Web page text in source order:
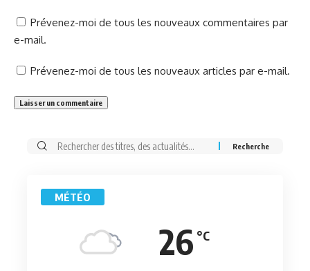
Prévenez-moi de tous les nouveaux commentaires par
e-mail.
Prévenez-moi de tous les nouveaux articles par e-mail.
Rechercher:
MÉTÉO
26 °C